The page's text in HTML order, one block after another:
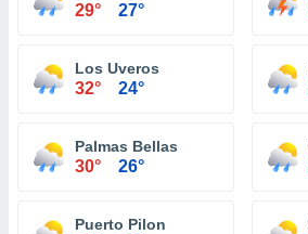
29° 27°
Los Uveros
32° 24°
Palmas Bellas
30° 26°
Puerto Pilon